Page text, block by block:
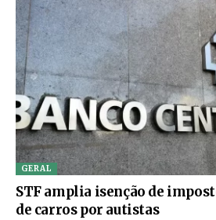
GERAL
STF amplia isenção de
de carros por autistas